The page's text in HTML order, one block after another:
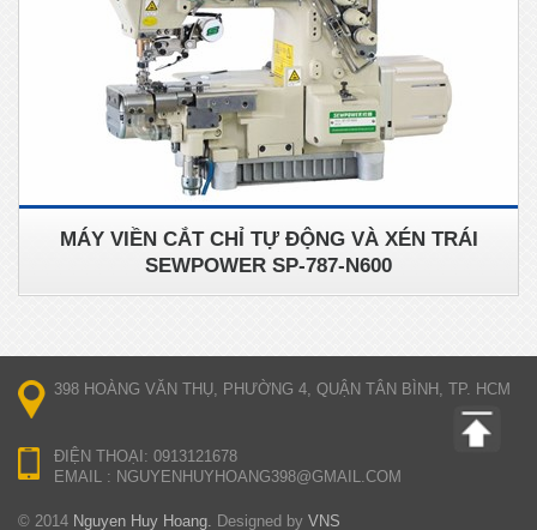
MÁY VIỀN CẮT CHỈ TỰ ĐỘNG VÀ XÉN TRÁI
SEWPOWER SP-787-N600
398 HOÀNG VĂN THỤ, PHƯỜNG 4, QUẬN TÂN BÌNH, TP. HCM
ĐIỆN THOẠI: 0913121678
EMAIL : NGUYENHUYHOANG398@GMAIL.COM
© 2014 Nguyen Huy Hoang. Designed by VNS